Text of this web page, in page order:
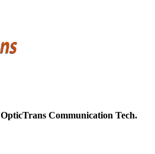
OpticTrans Communication Tech.